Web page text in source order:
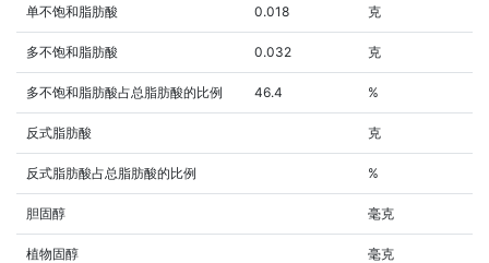
单不饱和脂肪酸 0.018 克
多不饱和脂肪酸 0.032 克
多不饱和脂肪酸占总脂肪酸的比例 46.4 %
反式脂肪酸 克
反式脂肪酸占总脂肪酸的比例 %
胆固醇 毫克
植物固醇 毫克